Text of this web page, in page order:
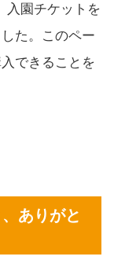
入園チケットを
た。このペー
できることを
ありがと